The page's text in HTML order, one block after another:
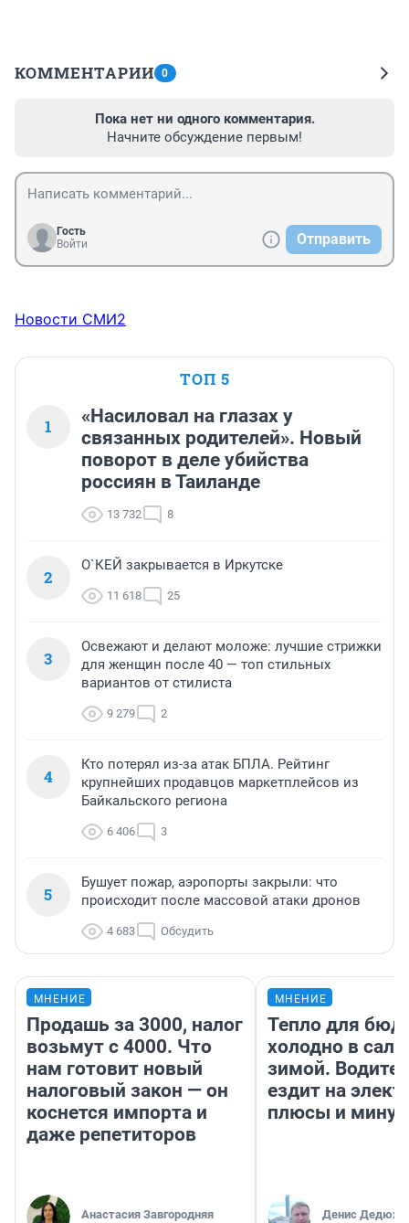
КОММЕНТАРИИ 0
Пока нет ни одного комментария.
Начните обсуждение первым!
Гость
Войти
Отправить
Новости СМИ2
ТОП 5
1
«Насиловал на глазах у
связанных родителей». Новый
поворот в деле убийства
россиян в Таиланде
13 732 8
2
О`КЕЙ закрывается в Иркутске
11 618 25
3
Освежают и делают моложе: лучшие стрижки
для женщин после 40 — топ стильных
вариантов от стилиста
9 279 2
4
Кто потерял из-за атак БПЛА. Рейтинг
крупнейших продавцов маркетплейсов из
Байкальского региона
6 406 3
5
Бушует пожар, аэропорты закрыли: что
происходит после массовой атаки дронов
4 683 Обсудить
МНЕНИЕ
Продашь за 3000, налог
возьмут с 4000. Что
нам готовит новый
налоговый закон — он
коснется импорта и
даже репетиторов
Анастасия Завгородняя
МНЕНИЕ
Тепло для
холодно в
зимой.
ездит на
плюсы и
Денис